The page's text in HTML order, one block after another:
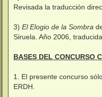
Revisada la traducción
3) El Elogio de la Sombra
Siruela. Año 2006,
BASES DEL CONCURSO
1. El presente concurso
ERDH.